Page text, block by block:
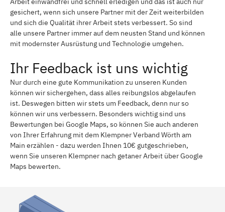
gesichert, wenn sich unsere Partner mit der Zeit weiterbilden
und sich die Qualität ihrer Arbeit stets verbessert. So sind
alle unsere Partner immer auf dem neusten Stand und können
mit modernster Ausrüstung und Technologie umgehen.
Ihr Feedback ist uns wichtig
Nur durch eine gute Kommunikation zu unseren Kunden
können wir sichergehen, dass alles reibungslos abgelaufen
ist. Deswegen bitten wir stets um Feedback, denn nur so
können wir uns verbessern. Besonders wichtig sind uns
Bewertungen bei Google Maps, so können Sie auch anderen
von Ihrer Erfahrung mit dem Klempner Verband Wörth am
Main erzählen - dazu werden Ihnen 10€ gutgeschrieben,
wenn Sie unseren Klempner nach getaner Arbeit über Google
Maps bewerten.